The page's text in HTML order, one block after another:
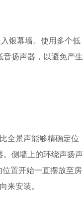
银幕墙。使用多个低
扬声器，以避免产生
全景声能够精确定位
。侧墙上的环绕声扬声
置开始一直摆放至房
来安装。